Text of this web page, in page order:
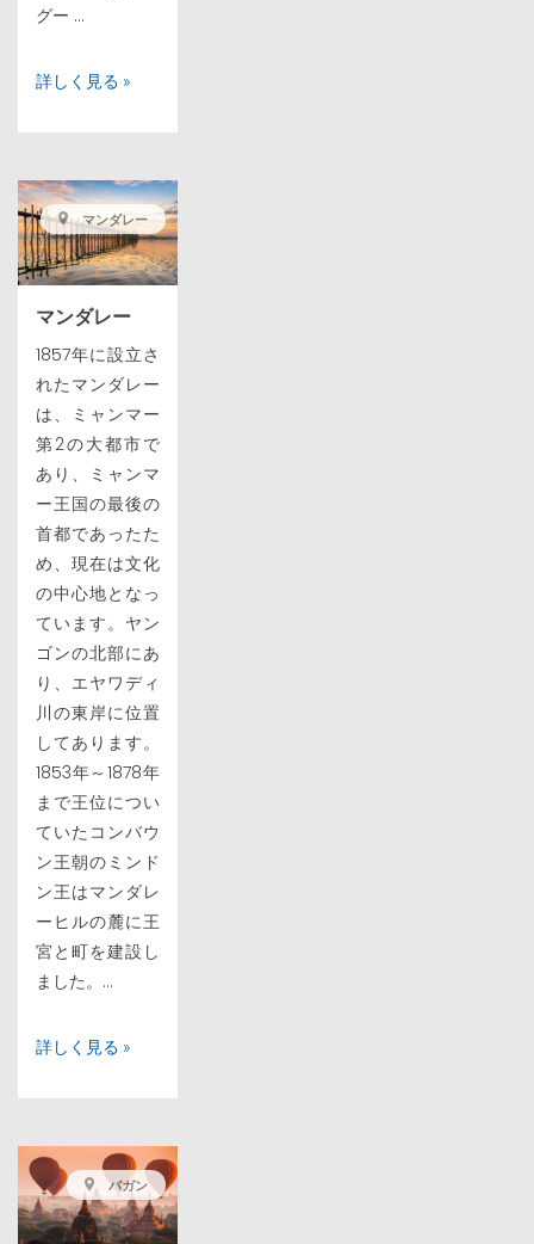
グー ...
詳しく見る »
マンダレー
マンダレー
1857年に設立さ
れたマンダレー
は、ミャンマー
第2の大都市で
あり、ミャンマ
ー王国の最後の
首都であったた
め、現在は文化
の中心地となっ
ています。ヤン
ゴンの北部にあ
り、エヤワディ
川の東岸に位置
してあります。
1853年～1878年
まで王位につい
ていたコンバウ
ン王朝のミンド
ン王はマンダレ
ーヒルの麓に王
宮と町を建設し
ました。...
詳しく見る »
バガン